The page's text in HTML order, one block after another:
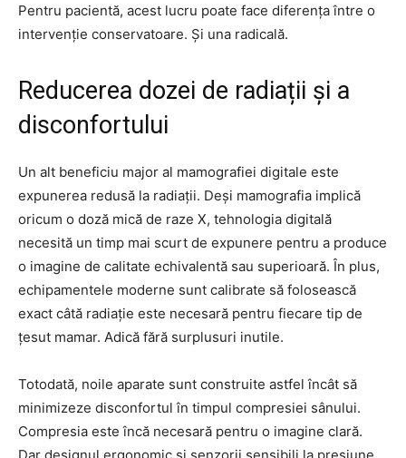
Pentru pacientă, acest lucru poate face diferența între o
intervenție conservatoare. Și una radicală.
Reducerea dozei de radiații și a
disconfortului
Un alt beneficiu major al mamografiei digitale este
expunerea redusă la radiații. Deși mamografia implică
oricum o doză mică de raze X, tehnologia digitală
necesită un timp mai scurt de expunere pentru a produce
o imagine de calitate echivalentă sau superioară. În plus,
echipamentele moderne sunt calibrate să folosească
exact câtă radiație este necesară pentru fiecare tip de
țesut mamar. Adică fără surplusuri inutile.
Totodată, noile aparate sunt construite astfel încât să
minimizeze disconfortul în timpul compresiei sânului.
Compresia este încă necesară pentru o imagine clară.